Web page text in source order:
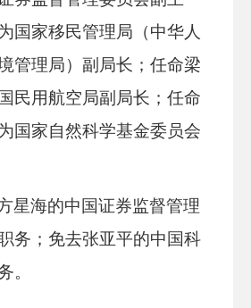
国家移民管理局（中华人
管理局）副局长；任命梁
民用航空局副局长；任命
国家自然科学基金委员会
海的中国证券监督管理
务；免去张亚平的中国科
。